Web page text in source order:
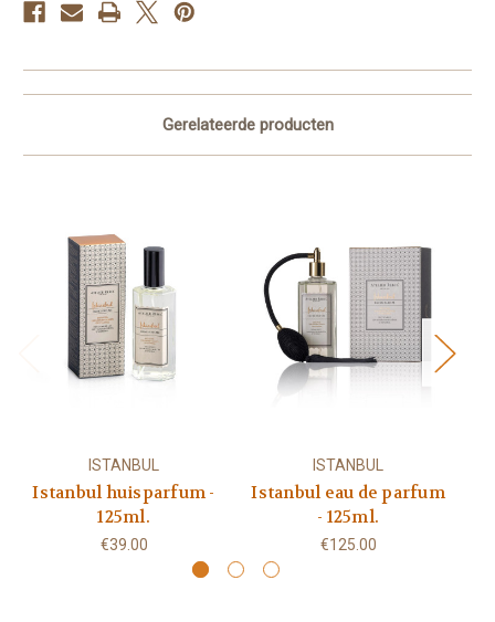
Gerelateerde producten
ISTANBUL
Istanbul huisparfum -
125ml.
€39.00
ISTANBUL
Istanbul eau de parfum
- 125ml.
€125.00